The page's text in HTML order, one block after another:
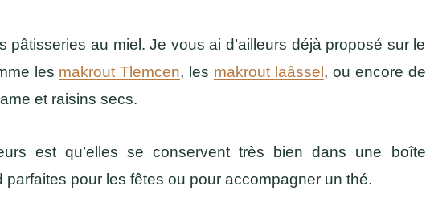
pâtisseries au miel. Je vous ai d’ailleurs déjà proposé sur le
les makrout Tlemcen, les makrout laâssel, ou encore de
et raisins secs.
est qu’elles se conservent très bien dans une boîte
parfaites pour les fêtes ou pour accompagner un thé.